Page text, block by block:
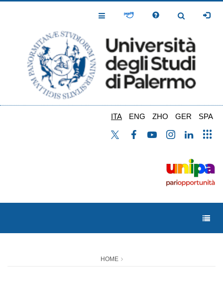
Toggle
Toggle
ITA ENG ZHO GER SPA
HOME